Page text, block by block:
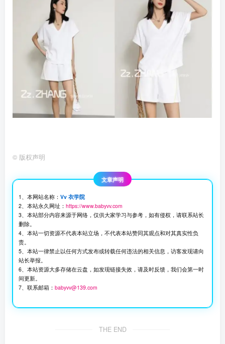
© 版权声明
文章声明
1、本网站名称：Vv 衣学院
2、本站永久网址：https://www.babyvv.com
3、本站部分内容来源于网络，仅供大家学习与参考，如有侵权，请联系站长
删除。
4、本站一切资源不代表本站立场，不代表本站赞同其观点和对其真实性负
责。
5、本站一律禁止以任何方式发布或转载任何违法的相关信息，访客发现请向
站长举报。
6、本站资源大多存储在云盘，如发现链接失效，请及时反馈，我们会第一时
间更新。
7、联系邮箱：babyvv@139.com
THE END